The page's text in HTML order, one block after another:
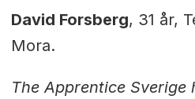
David Forsberg, 31 år,
Mora.
The Apprentice Sverige